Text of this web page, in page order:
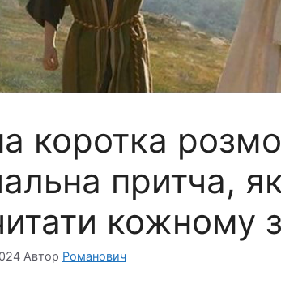
коротка
притча,
кожному
Автор Романович